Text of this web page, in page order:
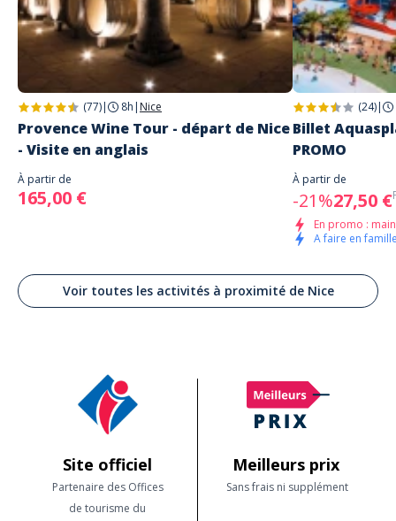
(77)| 8h | Nice
Provence Wine Tour - départ de Nice
- Visite en anglais
À partir de
165,00 €
(24)|
Billet
PROMO
À partir de
-21%27,50 €
En promo :
A faire en
Voir toutes les activités à proximité de Nice
Site officiel
Partenaire des Offices
de tourisme du
Meilleurs prix
Sans frais ni supplément